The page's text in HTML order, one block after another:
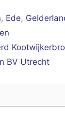
, Ede,
BV Utrecht